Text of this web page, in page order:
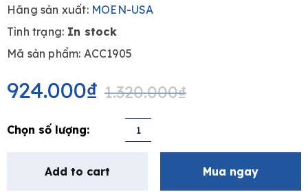
Hãng sản xuất:MOEN-USA
Tình trạng: In stock
Mã sản phẩm: ACC1905
1.320.000₫
Original
price
was:
1.320.000₫.
924.000₫
Current
price
is:
924.000₫.
MOEN
Add to cart Mua ngay